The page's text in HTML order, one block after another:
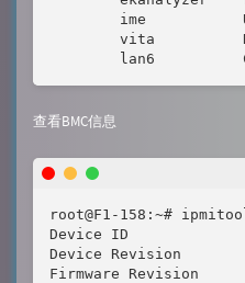
ime
vita
lan6
查看BMC信息
root@F1-158:~#
Device ID
Device Revision
Firmware Revision